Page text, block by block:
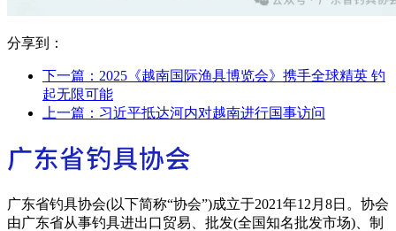
分享到：
下一篇： 2025《越南国际渔具博览会》携手全球精英 钓
起无限可能
上一篇： 习近平抵达河内对越南进行国事访问
广东省钓具协会(以下简称“协会”)成立于2021年12月8日。协会
由广东省从事钓具进出口贸易、批发(全国知名批发市场)、制